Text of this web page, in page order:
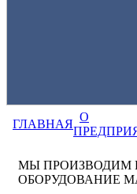
ГЛАВНАЯ
О
МЫ ПРОИЗВОДИМ
ОБОРУДОВАНИЕ